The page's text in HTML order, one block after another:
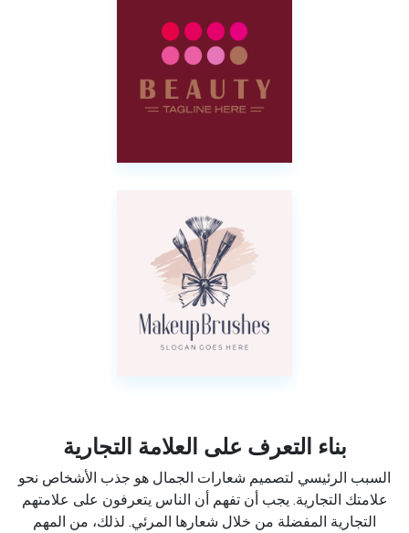
بناء التعرف على العلامة التجارية
السبب الرئيسي لتصميم شعارات الجمال هو جذب الأشخاص نحو
علامتك التجارية. يجب أن تفهم أن الناس يتعرفون على علامتهم
التجارية المفضلة من خلال شعارها المرئي. لذلك، من المهم